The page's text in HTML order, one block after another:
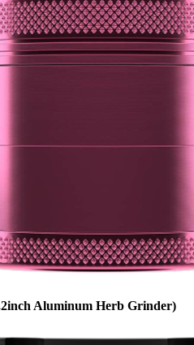
Aluminum Herb Grinder)